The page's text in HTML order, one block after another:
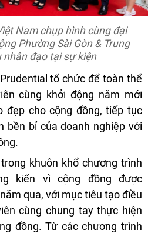
Nam chụp hình cùng đại
Phường Sài Gòn & Trung
nhân đạo tại sự kiện
tổ chức để toàn thể
cùng khởi động năm mới
đẹp cho cộng đồng, tiếp tục
bền bỉ của doanh nghiệp với
khuôn khổ chương trình
kiến vì cộng đồng được
qua, với mục tiêu tạo điều
cùng chung tay thực hiện
đồng. Từ các chương trình